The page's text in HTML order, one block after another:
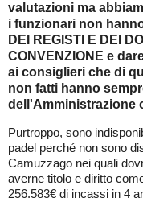
valutazioni ma
i funzionari non
DEI REGISTI E DEI
CONVENZIONE e
ai consiglieri che di
non fatti hanno
dell'Amministrazione
Purtroppo, sono
padel perché non sono
Camuzzago nei quali
averne titolo e diritto
256.583€ di incassi in 4